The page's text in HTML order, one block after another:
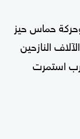
حماس حيز
النازحين
استمرت